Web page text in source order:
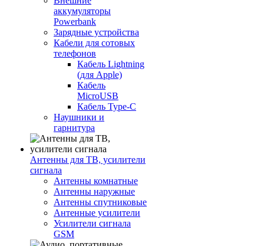
аккумуляторы
Powerbank
Зарядные устройства
Кабели для сотовых
телефонов
Кабель Lightning
(для Apple)
Кабель
MicroUSB
Кабель Type-C
Наушники и
гарнитура
Антенны для ТВ, усилители
сигнала
Антенны комнатные
Антенны наружные
Антенны спутниковые
Антенные усилители
Усилители сигнала
GSM